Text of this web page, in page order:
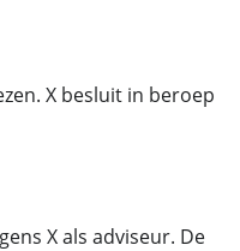
X besluit in beroep
X als adviseur. De